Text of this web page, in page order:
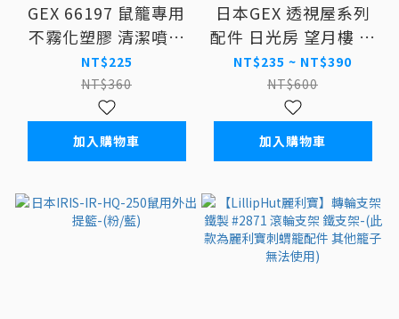
GEX 66197 鼠籠專用
不霧化塑膠 清潔噴劑
220ml
NT$225
NT$360
加入購物車
日本GEX 透視屋系列
配件 日光房 望月樓 透
明密室 小白屋
NT$235 ~ NT$390
NT$600
加入購物車